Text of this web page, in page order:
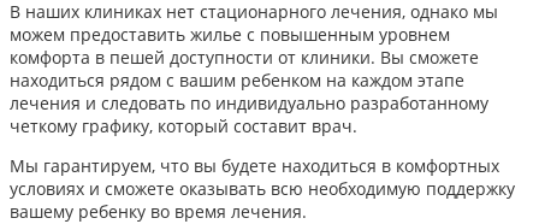
В наших клиниках нет стационарного лечения, однако мы
можем предоставить жилье с повышенным уровнем
комфорта в пешей доступности от клиники. Вы сможете
находиться рядом с вашим ребенком на каждом этапе
лечения и следовать по индивидуально разработанному
четкому графику, который составит врач.
Мы гарантируем, что вы будете находиться в комфортных
условиях и сможете оказывать всю необходимую поддержку
вашему ребенку во время лечения.